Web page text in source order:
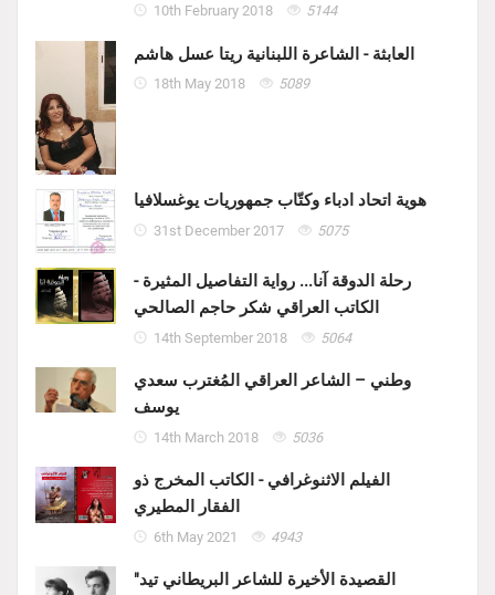
10th February 2018 5144
العابثة - الشاعرة اللبنانية ريتا عسل هاشم
18th May 2018 5089
هوية اتحاد ادباء وكتّاب جمهوريات يوغسلافيا
31st December 2017 5075
رحلة الدوقة آنا... رواية التفاصيل المثيرة -
الكاتب العراقي شكر حاجم الصالحي
14th September 2018 5064
وطني – الشاعر العراقي المُغترب سعدي
يوسف
14th March 2018 5036
الفيلم الاثنوغرافي - الكاتب المخرج ذو
الفقار المطيري
6th May 2021 4943
"القصيدة الأخيرة للشاعر البريطاني تيد